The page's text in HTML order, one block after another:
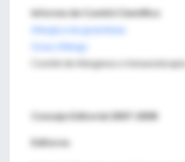
Informe de Comité Científico
Alergia a las gramíneas
Grass Allergy
Comité de Alergenos e Inmunoterapia
Consejo Editorial 2007-2008
Editores